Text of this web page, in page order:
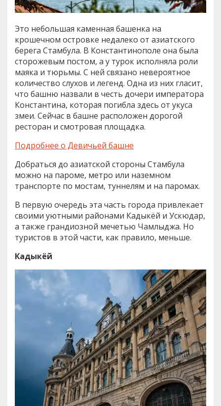
Это небольшая каменная башенка на
крошечном островке недалеко от азиатского
берега Стамбула. В Константинополе она была
сторожевым постом, а у турок исполняла роли
маяка и тюрьмы. С ней связано невероятное
количество слухов и легенд. Одна из них гласит,
что башню назвали в честь дочери императора
Константина, которая погибла здесь от укуса
змеи. Сейчас в башне расположен дорогой
ресторан и смотровая площадка.
Подробнее о Девичьей башне
Добраться до азиатской стороны Стамбула
можно на пароме, метро или наземном
транспорте по мостам, туннелям и на паромах.
В первую очередь эта часть города привлекает
своими уютными районами Кадыкёй и Ускюдар,
а также грандиозной мечетью Чамлыджа. Но
туристов в этой части, как правило, меньше.
Кадыкёй